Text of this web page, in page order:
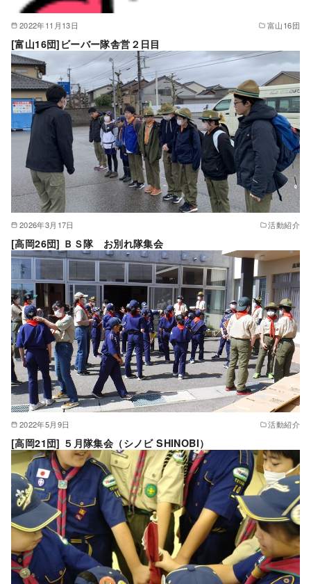
2022年11月13日 富山16団
[富山16団]ビーバー隊舎営２日目
2026年3月17日 活動紹介
[高岡26団] ＢＳ隊 お別れ隊集会
2022年5月9日 活動紹介
[高岡21団] ５月隊集会（シノビ SHINOBI）